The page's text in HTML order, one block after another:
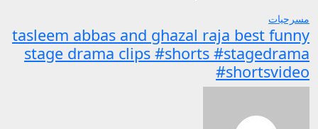
مسرحيات
tasleem abbas and ghazal raja best funny
stage drama clips #shorts #stagedrama
#shortsvideo